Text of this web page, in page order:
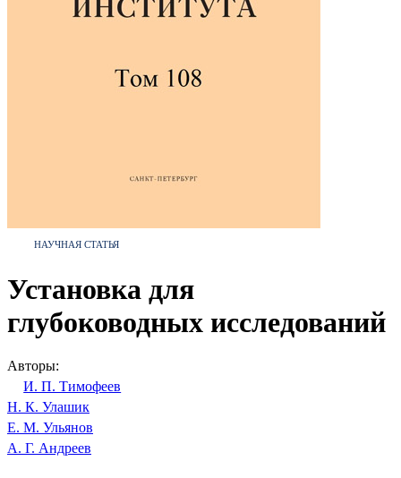
НАУЧНАЯ СТАТЬЯ
Установка для
глубоководных исследований
Авторы:
И. П. Тимофеев
Н. К. Улашик
Е. М. Ульянов
А. Г. Андреев